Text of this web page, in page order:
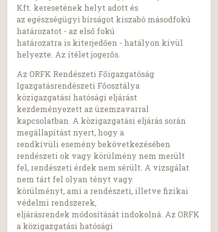
Kft. keresetének helyt adott és
az egészségügyi bírságot kiszabó másodfokú
határozatot - az első fokú
határozatra is kiterjedően - hatályon kívül
helyezte. Az ítélet jogerős.
Az ORFK Rendészeti Főigazgatóság
Igazgatásrendészeti Főosztálya
közigazgatási hatósági eljárást
kezdeményezett az üzemzavarral
kapcsolatban. A közigazgatási eljárás során
megállapítást nyert, hogy a
rendkívüli esemény bekövetkezésében
rendészeti ok vagy körülmény nem merült
fel, rendészeti érdek nem sérült. A vizsgálat
nem tárt fel olyan tényt vagy
körülményt, ami a rendészeti, illetve fizikai
védelmi rendszerek,
eljárásrendek módosítását indokolná. Az ORFK
a közigazgatási hatósági